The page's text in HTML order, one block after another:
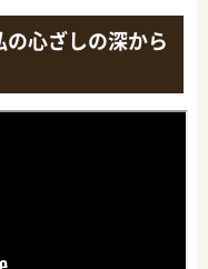
の心ざしの深から